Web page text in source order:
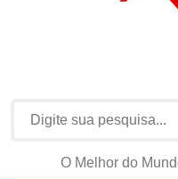
O Melhor do